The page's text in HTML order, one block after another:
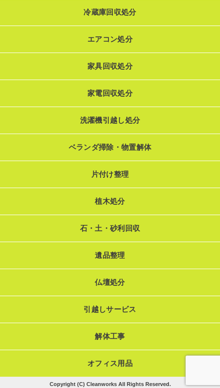
冷蔵庫回収処分
エアコン処分
家具回収処分
家電回収処分
洗濯機引越し処分
ベランダ掃除・物置解体
片付け整理
植木処分
石・土・砂利回収
遺品整理
仏壇処分
引越しサービス
解体工事
オフィス用品
Copyright (C) Cleanworks All Rights Reserved.